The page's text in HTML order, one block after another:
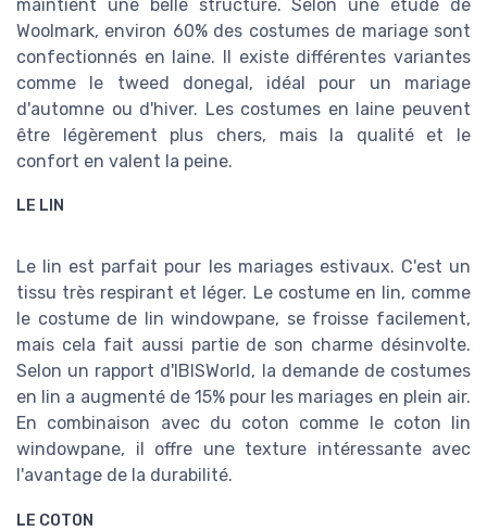
maintient une belle structure. Selon une étude de
Woolmark, environ 60% des costumes de mariage sont
confectionnés en laine. Il existe différentes variantes
comme le tweed donegal, idéal pour un mariage
d'automne ou d'hiver. Les costumes en laine peuvent
être légèrement plus chers, mais la qualité et le
confort en valent la peine.
LE LIN
Le lin est parfait pour les mariages estivaux. C'est un
tissu très respirant et léger. Le costume en lin, comme
le costume de lin windowpane, se froisse facilement,
mais cela fait aussi partie de son charme désinvolte.
Selon un rapport d'IBISWorld, la demande de costumes
en lin a augmenté de 15% pour les mariages en plein air.
En combinaison avec du coton comme le coton lin
windowpane, il offre une texture intéressante avec
l'avantage de la durabilité.
LE COTON